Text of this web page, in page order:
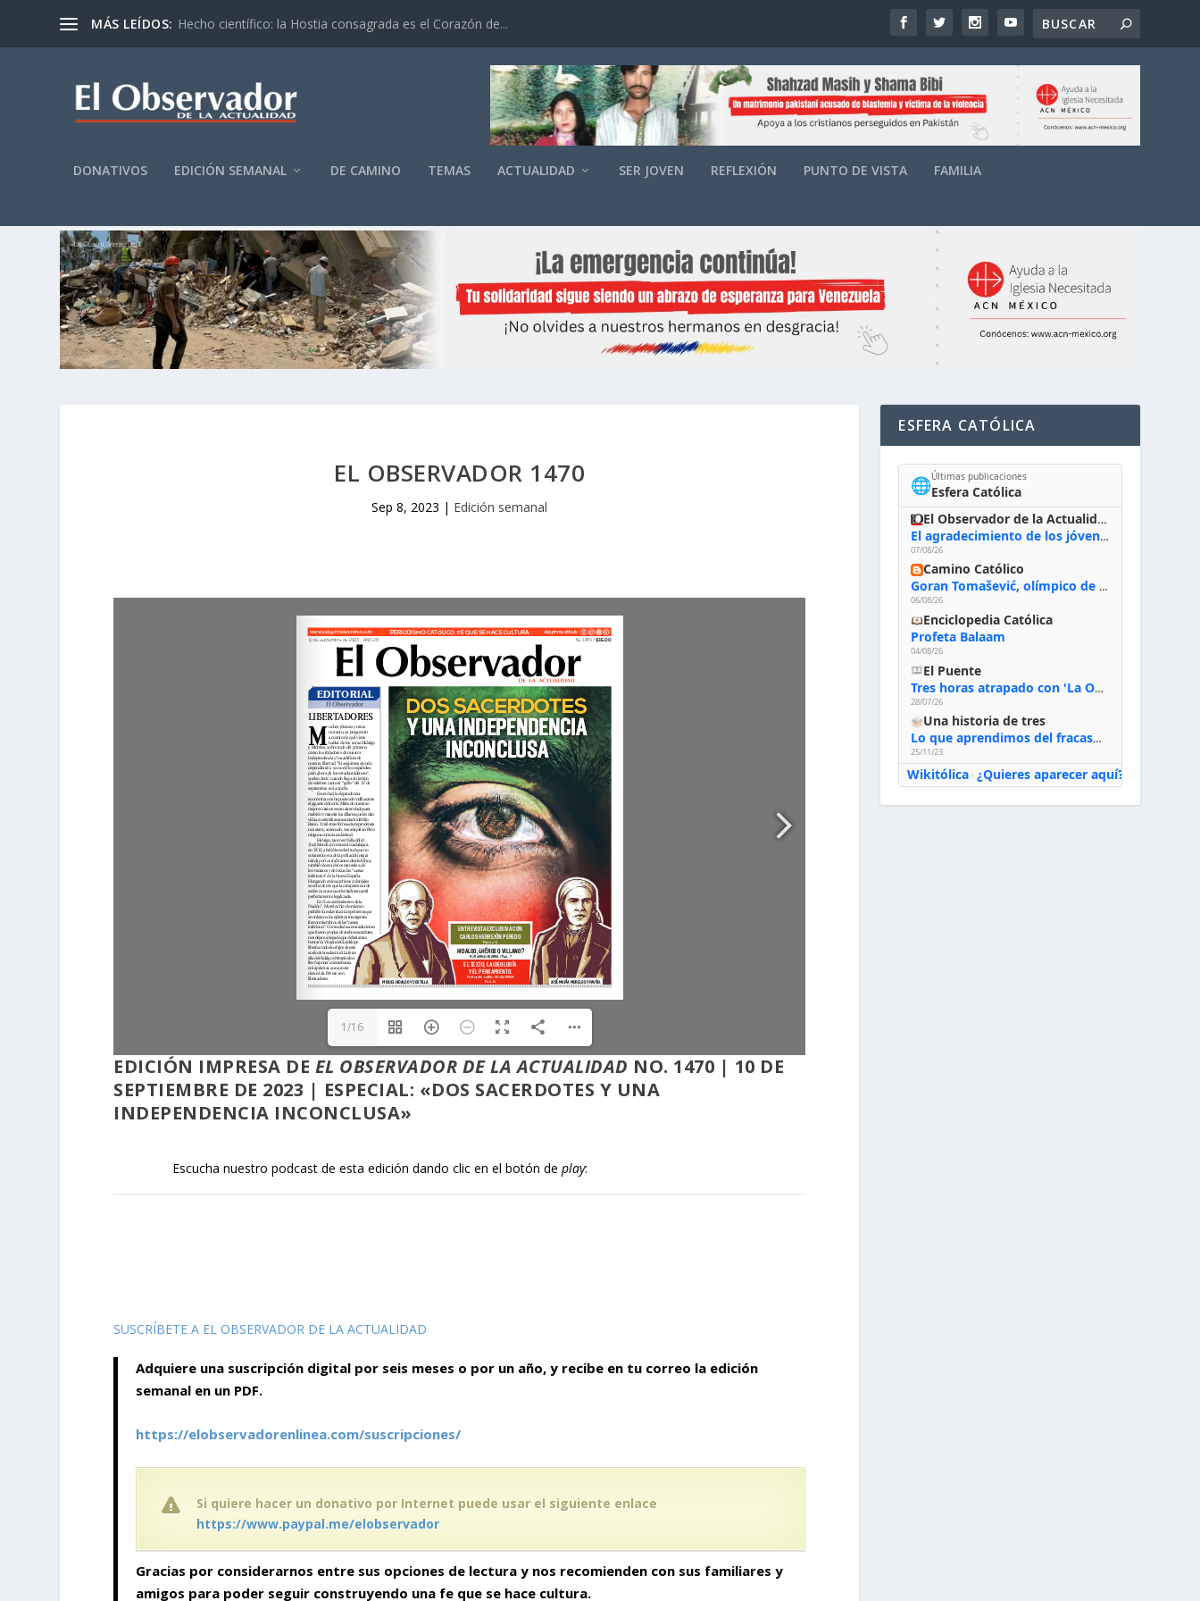
MÁS LEÍDOS: Hecho científico: la Hostia consagrada es el Corazón de...
DONATIVOS EDICIÓN SEMANAL DE CAMINO TEMAS ACTUALIDAD SER JOVEN REFLEXIÓN PUNTO DE VISTA FAMILIA
EL OBSERVADOR 1470
Sep 8, 2023 | Edición semanal
1/16
EDICIÓN IMPRESA DE EL OBSERVADOR DE LA ACTUALIDAD NO. 1470 | 10 DE
SEPTIEMBRE DE 2023 | ESPECIAL: «DOS SACERDOTES Y UNA
INDEPENDENCIA INCONCLUSA»
Escucha nuestro podcast de esta edición dando clic en el botón deplay:
SUSCRÍBETE A EL OBSERVADOR DE LA ACTUALIDAD
Adquiere una suscripción digital por seis meses o por un año, y recibe en tu correo la edición
semanal en un PDF.
https://elobservadorenlinea.com/suscripciones/
Si quiere hacer un donativo por Internet puede usar el siguiente enlace
https://www.paypal.me/elobservador
Gracias por considerarnos entre sus opciones de lectura y nos recomienden con sus familiares y
amigos para poder seguir construyendo una fe que se hace cultura.
ESFERA CATÓLICA
🌐Últimas publicaciones
Esfera Católica
El Observador de la Actualidad
El agradecimiento de los jóvenes al Papa: «Hoy nos sentimos Iglesia»
07/08/26
Camino Católico
Goran Tomašević, olímpico de waterpolo: «Al terminar el Camino de Santiago entregué mi vida a Cristo; hablé con Dios y le dije: ‘Estoy listo; estoy a tu servicio. Puedo llevar lo que sea necesario para ti’»
06/08/26
Enciclopedia Católica
Profeta Balaam
04/08/26
El Puente
Tres horas atrapado con 'La Odisea' de Nolan
28/07/26
Una historia de tres
Lo que aprendimos del fracaso al emprender
25/11/23
Wikitólica· ¿Quieres aparecer aquí?